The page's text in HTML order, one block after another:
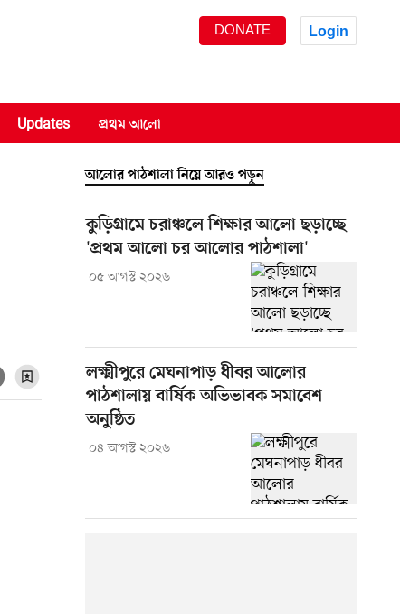
DONATE Login
Updates প্রথম আলো
আলোর পাঠশালা নিয়ে আরও পড়ুন
কুড়িগ্রামে চরাঞ্চলে শিক্ষার আলো ছড়াচ্ছে
'প্রথম আলো চর আলোর পাঠশালা'
০৫ আগস্ট ২০২৬
লক্ষ্মীপুরে মেঘনাপাড় ধীবর আলোর
পাঠশালায় বার্ষিক অভিভাবক সমাবেশ
অনুষ্ঠিত
০৪ আগস্ট ২০২৬